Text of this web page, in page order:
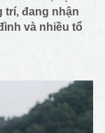
trí, đang nhận
và nhiều tổ